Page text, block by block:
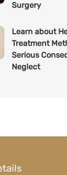
Surgery
Learn about
Treatment
Serious
Neglect